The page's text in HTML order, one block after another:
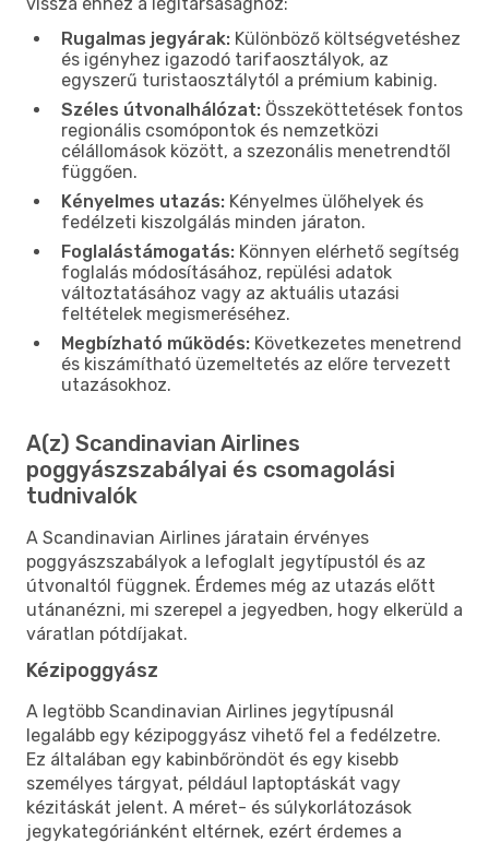
Rugalmas jegyárak: Különböző költségvetéshez
és igényhez igazodó tarifaosztályok, az
egyszerű turistaosztálytól a prémium kabinig.
Széles útvonalhálózat: Összeköttetések fontos
regionális csomópontok és nemzetközi
célállomások között, a szezonális menetrendtől
függően.
Kényelmes utazás: Kényelmes ülőhelyek és
fedélzeti kiszolgálás minden járaton.
Foglalástámogatás: Könnyen elérhető segítség
foglalás módosításához, repülési adatok
változtatásához vagy az aktuális utazási
feltételek megismeréséhez.
Megbízható működés: Következetes menetrend
és kiszámítható üzemeltetés az előre tervezett
utazásokhoz.
A(z) Scandinavian Airlines
poggyászszabályai és csomagolási
tudnivalók
A Scandinavian Airlines járatain érvényes
poggyászszabályok a lefoglalt jegytípustól és az
útvonaltól függnek. Érdemes még az utazás előtt
utánanézni, mi szerepel a jegyedben, hogy elkerüld a
váratlan pótdíjakat.
Kézipoggyász
A legtöbb Scandinavian Airlines jegytípusnál
legalább egy kézipoggyász vihető fel a fedélzetre.
Ez általában egy kabinbőröndöt és egy kisebb
személyes tárgyat, például laptoptáskát vagy
kézitáskát jelent. A méret- és súlykorlátozások
jegykategóriánként eltérnek, ezért érdemes a